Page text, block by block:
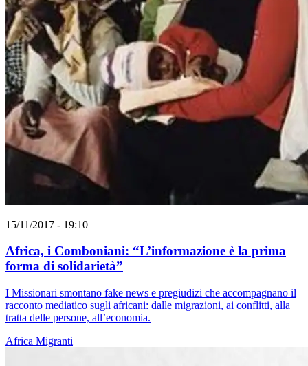
15/11/2017 - 19:10
Africa, i Comboniani: “L’informazione è la prima
forma di solidarietà”
I Missionari smontano fake news e pregiudizi che accompagnano il
racconto mediatico sugli africani: dalle migrazioni, ai conflitti, alla
tratta delle persone, all’economia.
Africa Migranti